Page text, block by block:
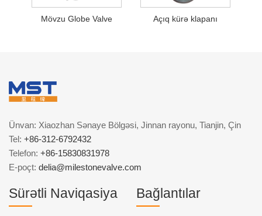
Mövzu Globe Valve Açıq kürə klapanı
Ünvan: Xiaozhan Sənaye Bölgəsi, Jinnan rayonu, Tianjin, Çin
Tel: +86-312-6792432
Telefon: +86-15830831978
E-poçt: delia@milestonevalve.com
Sürətli Naviqasiya Bağlantılar